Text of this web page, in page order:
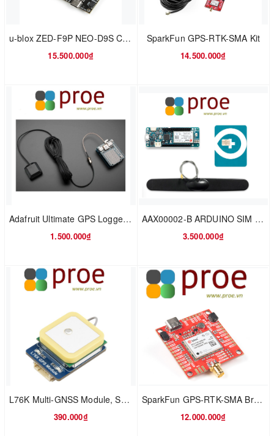
u-blox ZED-F9P NEO-D9S Combo Breakout
15.500.000₫
SparkFun GPS-RTK-SMA Kit
14.500.000₫
Adafruit Ultimate GPS Logger Shield - Includes GPS Module
1.500.000₫
AAX00002-B ARDUINO SIM - MKR GSM 1400 Cellular Kit
3.500.000₫
L76K Multi-GNSS Module, Supports GPS, BDS, QZSS
390.000₫
SparkFun GPS-RTK-SMA Breakout - ZED-F9P (Qwiic)
12.000.000₫